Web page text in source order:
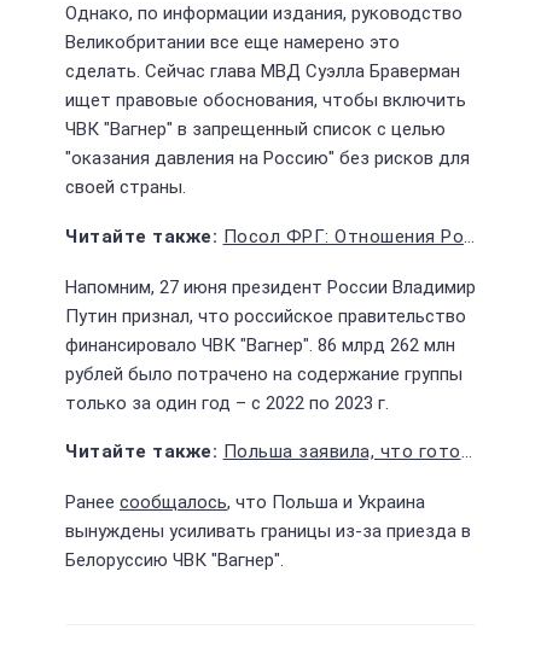
Однако, по информации издания, руководство
Великобритании все еще намерено это
сделать. Сейчас глава МВД Суэлла Браверман
ищет правовые обоснования, чтобы включить
ЧВК "Вагнер" в запрещенный список с целью
"оказания давления на Россию" без рисков для
своей страны.
Посол ФРГ: Отношения России и Германии достигли низшей точки
Напомним, 27 июня президент России Владимир
Путин признал, что российское правительство
финансировало ЧВК "Вагнер". 86 млрд 262 млн
рублей было потрачено на содержание группы
только за один год – с 2022 по 2023 г.
Польша заявила, что готова полностью изолировать Белоруссию
Ранее сообщалось, что Польша и Украина
вынуждены усиливать границы из-за приезда в
Белоруссию ЧВК "Вагнер".